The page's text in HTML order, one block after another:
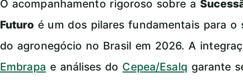
O acompanhamento rigoroso sobre a
Futuroé um dos pilares fundamentais para o
do agronegócio no Brasil em 2026. A
Embrapa e análises do Cepea/Esalq garante